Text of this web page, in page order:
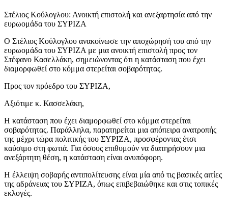
Στέλιος Κούλογλου: Ανοικτή επιστολή και ανεξαρτησία από την
ευρωομάδα του ΣΥΡΙΖΑ
Ο Στέλιος Κούλογλου ανακοίνωσε την αποχώρησή του από την
ευρωομάδα του ΣΥΡΙΖΑ με μια ανοικτή επιστολή προς τον
Στέφανο Κασελλάκη, σημειώνοντας ότι η κατάσταση που έχει
διαμορφωθεί στο κόμμα στερείται σοβαρότητας.
Προς τον πρόεδρο του ΣΥΡΙΖΑ,
Αξιότιμε κ. Κασσελάκη,
Η κατάσταση που έχει διαμορφωθεί στο κόμμα στερείται
σοβαρότητας. Παράλληλα, παρατηρείται μια απόπειρα ανατροπής
της μέχρι τώρα πολιτικής του ΣΥΡΙΖΑ, προσφέροντας έτσι
καύσιμο στη φωτιά. Για όσους επιθυμούν να διατηρήσουν μια
ανεξάρτητη θέση, η κατάσταση είναι ανυπόφορη.
Η έλλειψη σοβαρής αντιπολίτευσης είναι μία από τις βασικές αιτίες
της αδράνειας του ΣΥΡΙΖΑ, όπως επιβεβαιώθηκε και στις τοπικές
εκλογές.